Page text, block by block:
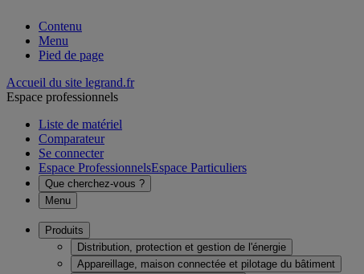
Contenu
Menu
Pied de page
Accueil du site legrand.fr
Espace professionnels
Liste de matériel
Comparateur
Se connecter
Espace ProfessionnelsEspace Particuliers
Que cherchez-vous ?
Menu
Produits
Distribution, protection et gestion de l'énergie
Appareillage, maison connectée et pilotage du bâtiment